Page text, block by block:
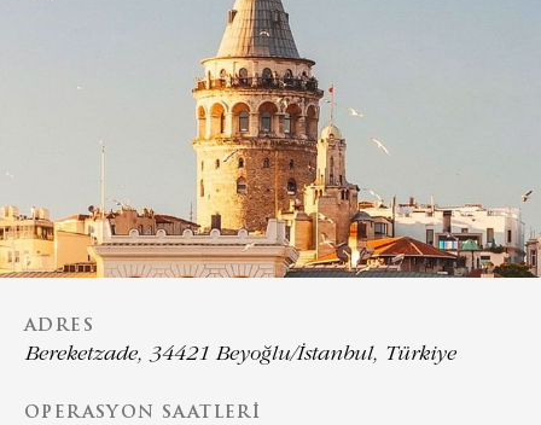
ADRES
Bereketzade, 34421 Beyoğlu/İstanbul, Türkiye
OPERASYON SAATLERI